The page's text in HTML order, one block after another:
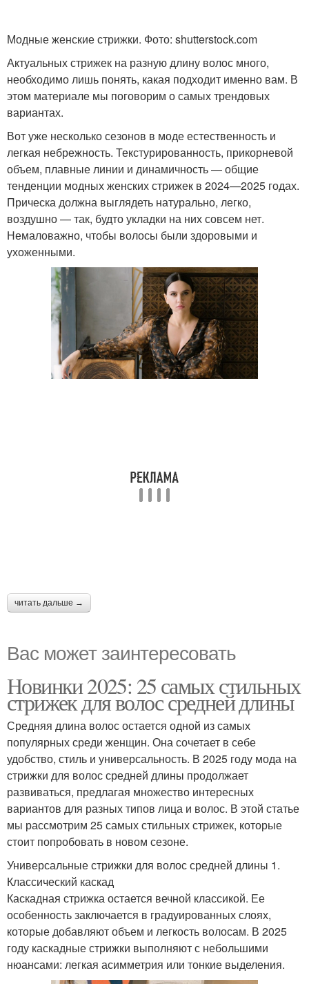
Модные женские стрижки. Фото: shutterstock.com
Актуальных стрижек на разную длину волос много,
необходимо лишь понять, какая подходит именно вам. В
этом материале мы поговорим о самых трендовых
вариантах.
Вот уже несколько сезонов в моде естественность и
легкая небрежность. Текстурированность, прикорневой
объем, плавные линии и динамичность — общие
тенденции модных женских стрижек в 2024—2025 годах.
Прическа должна выглядеть натурально, легко,
воздушно — так, будто укладки на них совсем нет.
Немаловажно, чтобы волосы были здоровыми и
ухоженными.
читать дальше →
Вас может заинтересовать
Новинки 2025: 25 самых стильных
стрижек для волос средней длины
Средняя длина волос остается одной из самых
популярных среди женщин. Она сочетает в себе
удобство, стиль и универсальность. В 2025 году мода на
стрижки для волос средней длины продолжает
развиваться, предлагая множество интересных
вариантов для разных типов лица и волос. В этой статье
мы рассмотрим 25 самых стильных стрижек, которые
стоит попробовать в новом сезоне.
Универсальные стрижки для волос средней длины 1.
Классический каскад
Каскадная стрижка остается вечной классикой. Ее
особенность заключается в градуированных слоях,
которые добавляют объем и легкость волосам. В 2025
году каскадные стрижки выполняют с небольшими
нюансами: легкая асимметрия или тонкие выделения.